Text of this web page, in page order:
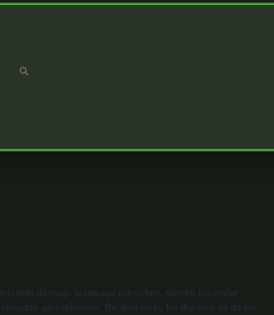
dünyayı anlamaya çalışırken, sürekli bir şeyler
gerçekleşiyor. Bir davranışı, bir durumu ya da bir